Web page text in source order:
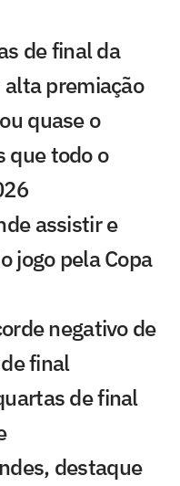
de final da
premiação
quase o
que todo o
assistir e
jogo pela Copa
negativo de
final
de final
destaque